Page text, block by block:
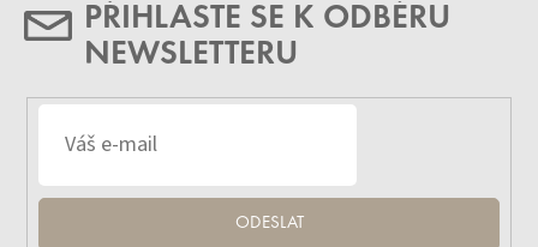
PŘIHLASTE SE K ODBĚRU
NEWSLETTERU
ODESLAT